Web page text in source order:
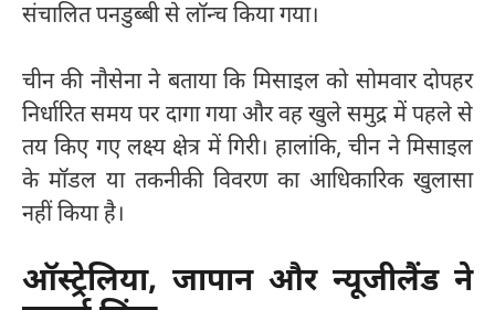
संचालित पनडुब्बी से लॉन्च किया गया।
चीन की नौसेना ने बताया कि मिसाइल को सोमवार दोपहर
निर्धारित समय पर दागा गया और वह खुले समुद्र में पहले से
तय किए गए लक्ष्य क्षेत्र में गिरी। हालांकि, चीन ने मिसाइल
के मॉडल या तकनीकी विवरण का आधिकारिक खुलासा
नहीं किया है।
ऑस्ट्रेलिया, जापान और न्यूजीलैंड ने